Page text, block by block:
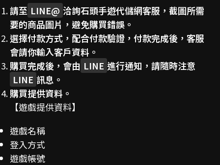
請至 LINE@ 洽詢石頭手遊代儲網客服，截圖所需
要的商品圖片，避免購買錯誤。
選擇付款方式，配合付款驗證，付款完成後，客服
會請你輸入客戶資料。
購買完成後，會由 LINE 進行通知，請隨時注意
LINE 訊息。
購買提供資料。
【遊戲提供資料】
遊戲名稱
登入方式
遊戲帳號